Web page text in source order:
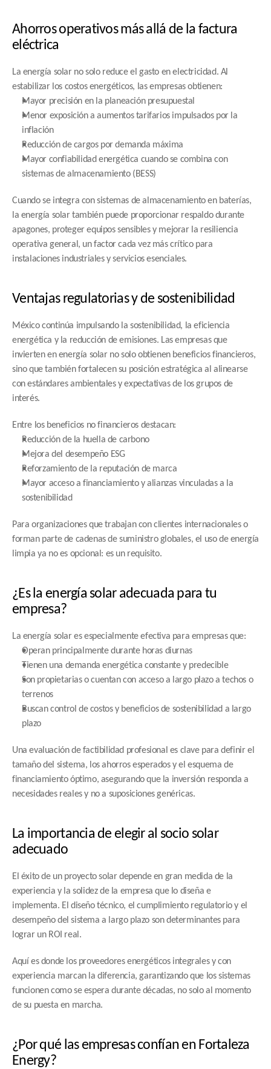
Ahorros operativos más allá de la factura
eléctrica
La energía solar no solo reduce el gasto en electricidad. Al
estabilizar los costos energéticos, las empresas obtienen:
Mayor precisión en la planeación presupuestal
Menor exposición a aumentos tarifarios impulsados por la
inflación
Reducción de cargos por demanda máxima
Mayor confiabilidad energética cuando se combina con
sistemas de almacenamiento (BESS)
Cuando se integra con sistemas de almacenamiento en baterías,
la energía solar también puede proporcionar respaldo durante
apagones, proteger equipos sensibles y mejorar la resiliencia
operativa general, un factor cada vez más crítico para
instalaciones industriales y servicios esenciales.
Ventajas regulatorias y de sostenibilidad
México continúa impulsando la sostenibilidad, la eficiencia
energética y la reducción de emisiones. Las empresas que
invierten en energía solar no solo obtienen beneficios financieros,
sino que también fortalecen su posición estratégica al alinearse
con estándares ambientales y expectativas de los grupos de
interés.
Entre los beneficios no financieros destacan:
Reducción de la huella de carbono
Mejora del desempeño ESG
Reforzamiento de la reputación de marca
Mayor acceso a financiamiento y alianzas vinculadas a la
sostenibilidad
Para organizaciones que trabajan con clientes internacionales o
forman parte de cadenas de suministro globales, el uso de energía
limpia ya no es opcional: es un requisito.
¿Es la energía solar adecuada para tu
empresa?
La energía solar es especialmente efectiva para empresas que:
Operan principalmente durante horas diurnas
Tienen una demanda energética constante y predecible
Son propietarias o cuentan con acceso a largo plazo a techos o
terrenos
Buscan control de costos y beneficios de sostenibilidad a largo
plazo
Una evaluación de factibilidad profesional es clave para definir el
tamaño del sistema, los ahorros esperados y el esquema de
financiamiento óptimo, asegurando que la inversión responda a
necesidades reales y no a suposiciones genéricas.
La importancia de elegir al socio solar
adecuado
El éxito de un proyecto solar depende en gran medida de la
experiencia y la solidez de la empresa que lo diseña e
implementa. El diseño técnico, el cumplimiento regulatorio y el
desempeño del sistema a largo plazo son determinantes para
lograr un ROI real.
Aquí es donde los proveedores energéticos integrales y con
experiencia marcan la diferencia, garantizando que los sistemas
funcionen como se espera durante décadas, no solo al momento
de su puesta en marcha.
¿Por qué las empresas confían en Fortaleza
Energy?